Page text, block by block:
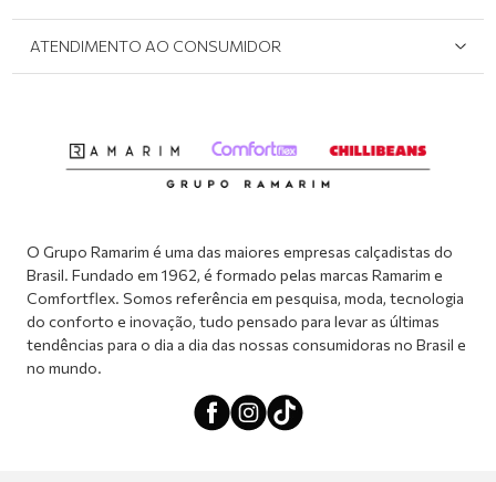
Políticas de Privacidade
Meus pedidos
ATENDIMENTO AO CONSUMIDOR
Atendimento via WhatsApp: (51) 2160-0740
O Grupo Ramarim é uma das maiores empresas calçadistas do
Brasil. Fundado em 1962, é formado pelas marcas Ramarim e
Comfortflex. Somos referência em pesquisa, moda, tecnologia
do conforto e inovação, tudo pensado para levar as últimas
tendências para o dia a dia das nossas consumidoras no Brasil e
no mundo.